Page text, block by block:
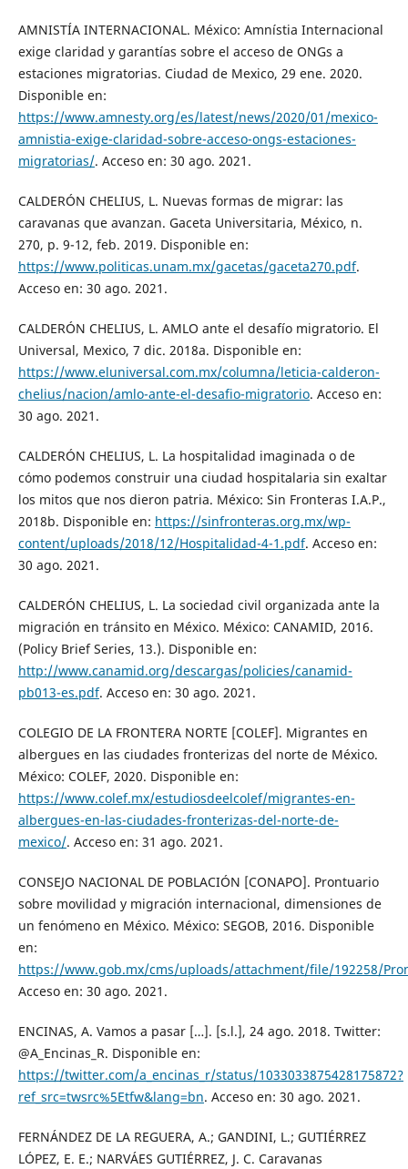
AMNISTÍA INTERNACIONAL. México: Amnístia Internacional
exige claridad y garantías sobre el acceso de ONGs a
estaciones migratorias. Ciudad de Mexico, 29 ene. 2020.
Disponible en:
https://www.amnesty.org/es/latest/news/2020/01/mexico-
amnistia-exige-claridad-sobre-acceso-ongs-estaciones-
migratorias/. Acceso en: 30 ago. 2021.
CALDERÓN CHELIUS, L. Nuevas formas de migrar: las
caravanas que avanzan. Gaceta Universitaria, México, n.
270, p. 9-12, feb. 2019. Disponible en:
https://www.politicas.unam.mx/gacetas/gaceta270.pdf.
Acceso en: 30 ago. 2021.
CALDERÓN CHELIUS, L. AMLO ante el desafío migratorio. El
Universal, Mexico, 7 dic. 2018a. Disponible en:
https://www.eluniversal.com.mx/columna/leticia-calderon-
chelius/nacion/amlo-ante-el-desafio-migratorio. Acceso en:
30 ago. 2021.
CALDERÓN CHELIUS, L. La hospitalidad imaginada o de
cómo podemos construir una ciudad hospitalaria sin exaltar
los mitos que nos dieron patria. México: Sin Fronteras I.A.P.,
2018b. Disponible en: https://sinfronteras.org.mx/wp-
content/uploads/2018/12/Hospitalidad-4-1.pdf. Acceso en:
30 ago. 2021.
CALDERÓN CHELIUS, L. La sociedad civil organizada ante la
migración en tránsito en México. México: CANAMID, 2016.
(Policy Brief Series, 13.). Disponible en:
http://www.canamid.org/descargas/policies/canamid-
pb013-es.pdf. Acceso en: 30 ago. 2021.
COLEGIO DE LA FRONTERA NORTE [COLEF]. Migrantes en
albergues en las ciudades fronterizas del norte de México.
México: COLEF, 2020. Disponible en:
https://www.colef.mx/estudiosdeelcolef/migrantes-en-
albergues-en-las-ciudades-fronterizas-del-norte-de-
mexico/. Acceso en: 31 ago. 2021.
CONSEJO NACIONAL DE POBLACIÓN [CONAPO]. Prontuario
sobre movilidad y migración internacional, dimensiones de
un fenómeno en México. México: SEGOB, 2016. Disponible
en:
https://www.gob.mx/cms/uploads/attachment/file/192258/
Acceso en: 30 ago. 2021.
ENCINAS, A. Vamos a pasar […]. [s.l.], 24 ago. 2018. Twitter:
@A_Encinas_R. Disponible en:
https://twitter.com/a_encinas_r/status/1033033875428175872?
ref_src=twsrc%5Etfw&lang=bn. Acceso en: 30 ago. 2021.
FERNÁNDEZ DE LA REGUERA, A.; GANDINI, L.; GUTIÉRREZ
LÓPEZ, E. E.; NARVÁES GUTIÉRREZ, J. C. Caravanas